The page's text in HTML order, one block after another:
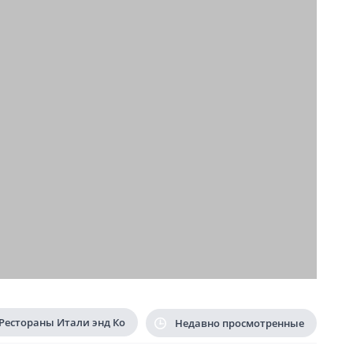
Итали энд Ко Недавно просмотренные